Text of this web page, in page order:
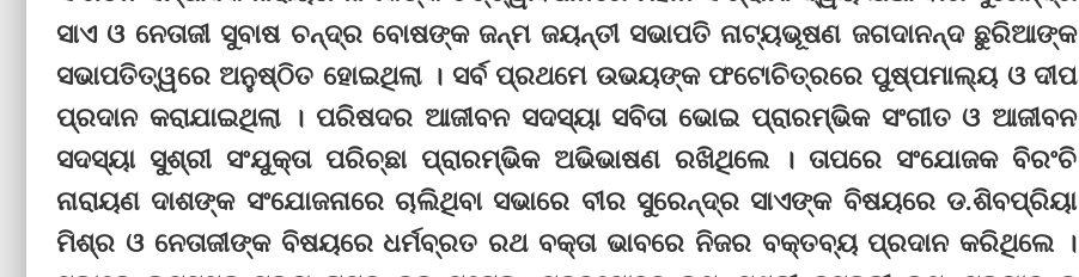
ସାଏ ଓ ନେତାଜୀ ସୁବାଷ ଚନ୍ଦ୍ର ବୋଷଙ୍କ ଜନ୍ମ ଜୟନ୍ତୀ ସଭାପତି ନାଟ୍ୟଭୂଷଣ ଜଗଦାନନ୍ଦ ଛୁରିଆଙ୍କ
ସଭାପତିତ୍ୱରେ ଅନୁଷ୍ଠିତ ହୋଇଥିଲା । ସର୍ବ ପ୍ରଥମେ ଉଭୟଙ୍କ ଫଟୋଚିତ୍ରରେ ପୁଷ୍ପମାଲ୍ୟ ଓ ଦୀପ
ପ୍ରଦାନ କରାଯାଇଥିଲା । ପରିଷଦର ଆଜୀବନ ସଦସ୍ୟା ସବିତା ଭୋଇ ପ୍ରାରମ୍ଭିକ ସଂଗୀତ ଓ ଆଜୀବନ
ସଦସ୍ୟା ସୁଶ୍ରୀ ସଂଯୁକ୍ତା ପରିଚ୍ଛା ପ୍ରାରମ୍ଭିକ ଅଭିଭାଷଣ ରଖିଥିଲେ । ତାପରେ ସଂଯୋଜକ ବିରଂଚି
ନାରାୟଣ ଦାଶଙ୍କ ସଂଯୋଜନାରେ ଚାଲିଥିବା ସଭାରେ ବୀର ସୁରେନ୍ଦ୍ର ସାଏଙ୍କ ବିଷୟରେ ଡ.ଶିବପ୍ରିୟା
ମିଶ୍ର ଓ ନେତାଜୀଙ୍କ ବିଷୟରେ ଧର୍ମବ୍ରତ ରଥ ବକ୍ତା ଭାବରେ ନିଜର ବକ୍ତବ୍ୟ ପ୍ରଦାନ କରିଥିଲେ ।